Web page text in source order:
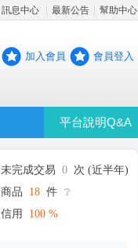
訊息中心 最新公告 幫助中心
加入會員 會員登入
平台說明Q&A
未完成交易 0 次 (近半年)
商品
18 件 ❔
信用
100 %